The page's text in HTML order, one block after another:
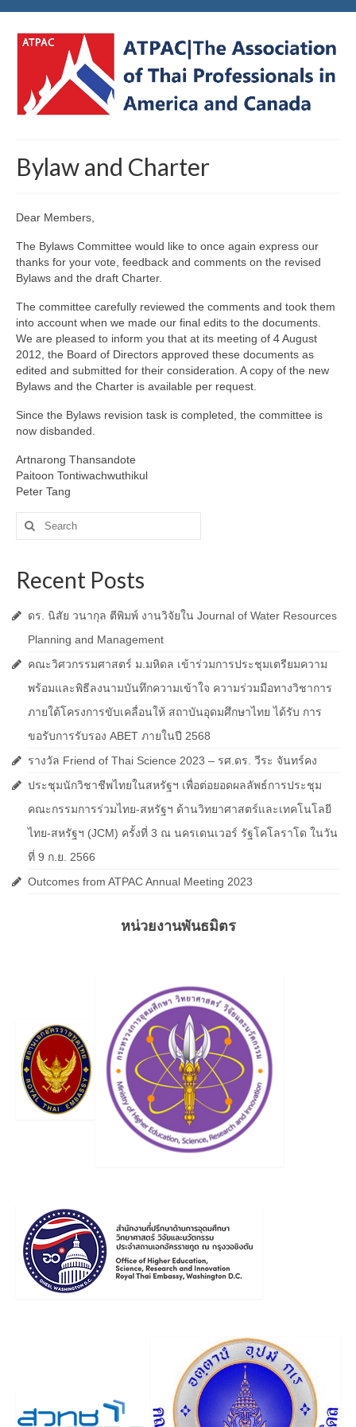
Bylaw and Charter
Dear Members,
The Bylaws Committee would like to once again express our
thanks for your vote, feedback and comments on the revised
Bylaws and the draft Charter.
The committee carefully reviewed the comments and took them
into account when we made our final edits to the documents.
We are pleased to inform you that at its meeting of 4 August
2012, the Board of Directors approved these documents as
edited and submitted for their consideration. A copy of the new
Bylaws and the Charter is available per request.
Since the Bylaws revision task is completed, the committee is
now disbanded.
Artnarong Thansandote
Paitoon Tontiwachwuthikul
Peter Tang
Search
Recent Posts
ดร. นิสัย วนากุล ตีพิมพ์ งานวิจัยใน Journal of Water Resources
Planning and Management
คณะวิศวกรรมศาสตร์ ม.มหิดล เข้าร่วมการประชุมเตรียมความ
พร้อมและพิธีลงนามบันทึกความเข้าใจ ความร่วมมือทางวิชาการ
ภายใต้โครงการขับเคลื่อนให้ สถาบันอุดมศึกษาไทย ได้รับ การ
ขอรับการรับรอง ABET ภายในปี 2568
รางวัล Friend of Thai Science 2023 – รศ.ดร. วีระ จันทร์คง
ประชุมนักวิชาชีพไทยในสหรัฐฯ เพื่อต่อยอดผลลัพธ์การประชุม
คณะกรรมการร่วมไทย-สหรัฐฯ ด้านวิทยาศาสตร์และเทคโนโลยี
ไทย-สหรัฐฯ (JCM) ครั้งที่ 3 ณ นครเดนเวอร์ รัฐโคโลราโด ในวัน
ที่ 9 ก.ย. 2566
Outcomes from ATPAC Annual Meeting 2023
หน่วยงานพันธมิตร